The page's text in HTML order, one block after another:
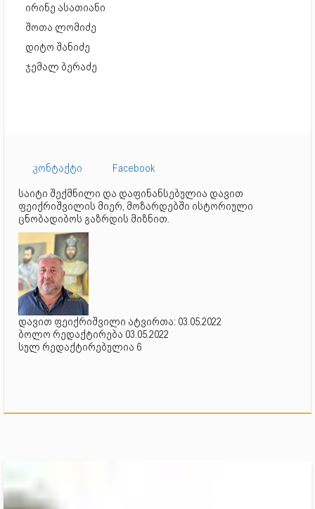
ირინე ასათიანი
შოთა ლომიძე
დიტო შანიძე
ჯემალ ბერაძე
კონტაქტი
Facebook
საიტი შექმნილი და დაფინანსებულია დავით
ფეიქრიშვილის მიერ, მოზარდებში ისტორიული
ცნობადიბოს გაზრდის მიზნით.
დავით ფეიქრიშვილი ატვირთა: 03.05.2022
ბოლო რედაქტირება 03.05.2022
სულ რედაქტირებულია 6